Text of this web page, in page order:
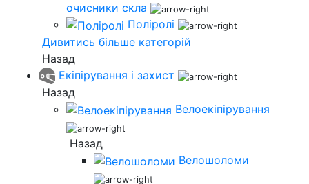
очисники скла
Поліролі
Дивитись більше категорій
Назад
Екіпірування і захист
Назад
Велоекіпірування
Назад
Велошоломи